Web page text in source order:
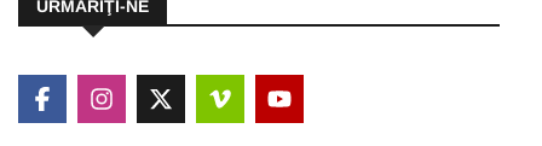
URMĂRIŢI-NE